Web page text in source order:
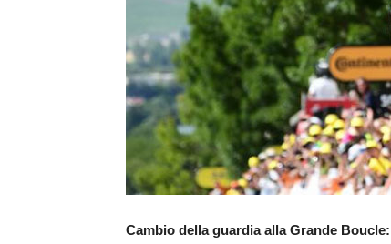
Cambio della guardia alla Grande Boucle: